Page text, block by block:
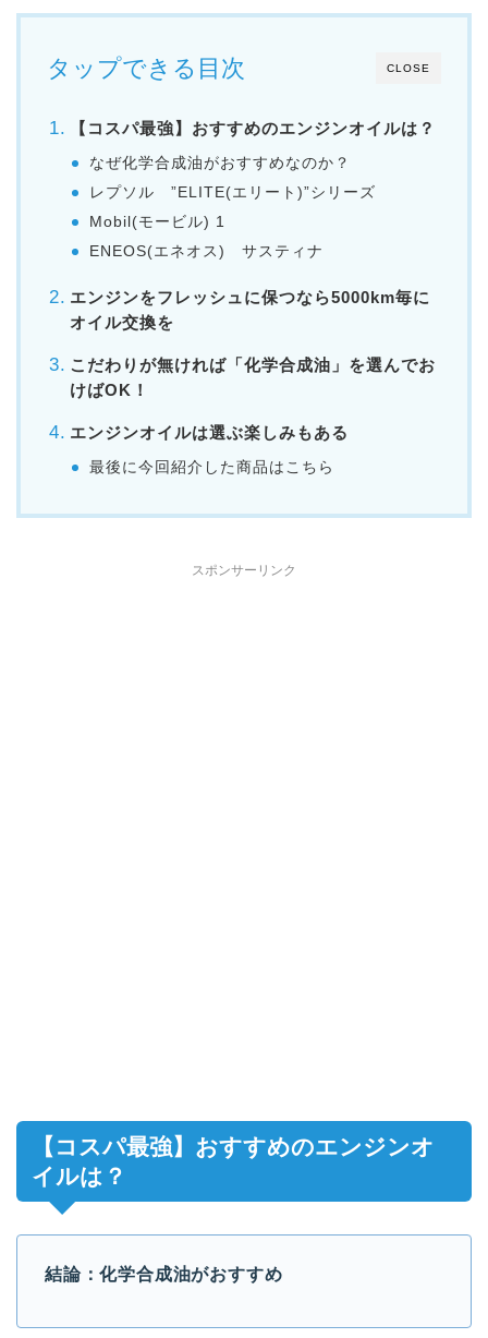
CLOSE
タップできる目次
【コスパ最強】おすすめのエンジンオイルは？
なぜ化学合成油がおすすめなのか？
レプソル ”ELITE(エリート)”シリーズ
Mobil(モービル) 1
ENEOS(エネオス) サスティナ
エンジンをフレッシュに保つなら5000km毎に
オイル交換を
こだわりが無ければ「化学合成油」を選んでお
けばOK！
エンジンオイルは選ぶ楽しみもある
最後に今回紹介した商品はこちら
スポンサーリンク
【コスパ最強】おすすめのエンジンオ
イルは？
結論：化学合成油がおすすめ